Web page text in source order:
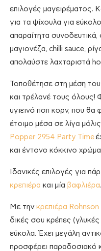
επιλογές μαγειρέματος.
για τα ψίχουλα για
απαραίτητα
μαγιονέζα, chilli sauce,
απολαύστε λαχταριστά
Τοποθέτησε στη μέση
και τρέλανέ τους όλους!
υγιεινό ποπ κορν, που θα
έτοιμο μέσα σε λίγα
Popper 2954 Party Time
και έντονο κόκκινο
Ιδανικές επιλογές για
κρεπιέρα και μία βαφλιέρα.
Με την κρεπιέρα Rohnson
δικές σου κρέπες
εύκολα. Έχει μεγάλη
προσφέρει παραδοσιακό